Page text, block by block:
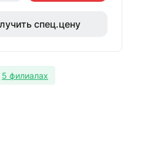
спец.цену
5 филиалах